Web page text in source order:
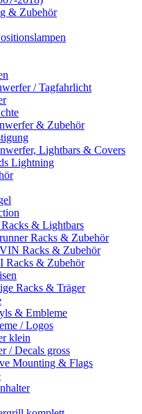
& Zubehör
/ Tagfahrlicht
& Zubehör
Lightbars & Covers
Lightning
& Lightbars
Racks & Zubehör
Racks & Zubehör
Racks & Zubehör
Racks & Träger
& Embleme
/ Logos
klein
/ Decals gross
Mounting & Flags